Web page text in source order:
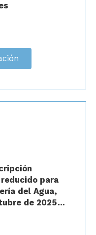
para
del Agua,
de 2025